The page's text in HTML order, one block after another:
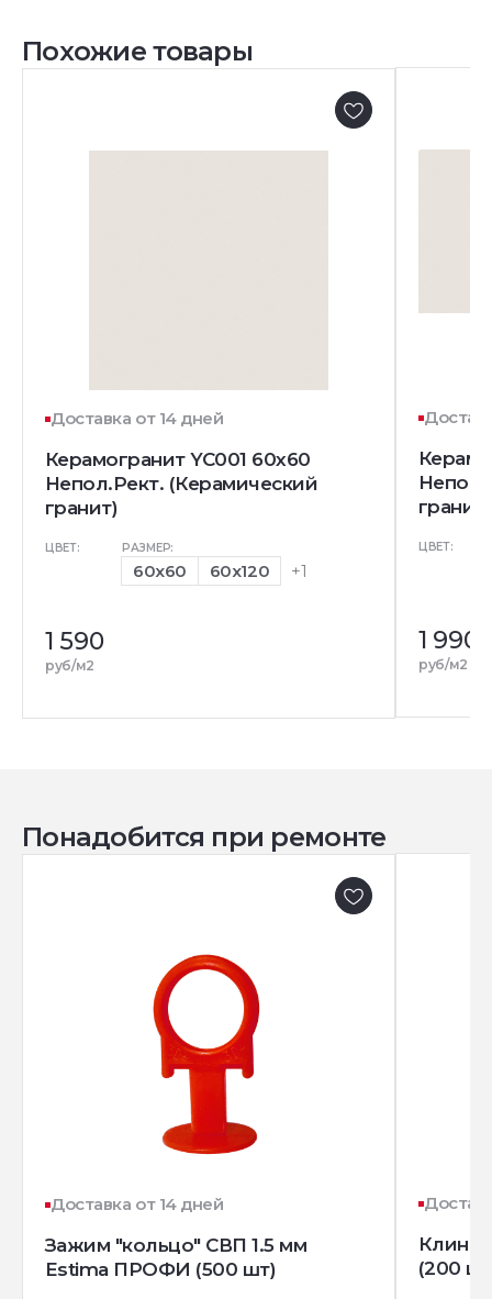
Похожие товары
Доставка от 14 дней
Керамогранит YC001 60x60
Непол.Рект. (Керамический
гранит)
ЦВЕТ: РАЗМЕР:
60x60 60x120 +1
1 590
руб/м2
гранит)
ЦВЕТ:
1 990
руб/м2
Понадобится при ремонте
Доставка от 14 дней
Зажим "кольцо" СВП 1.5 мм
Estima ПРОФИ (500 шт)
Клин
(200